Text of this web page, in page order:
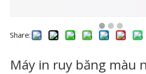
Share:
Máy in ruy băng màu